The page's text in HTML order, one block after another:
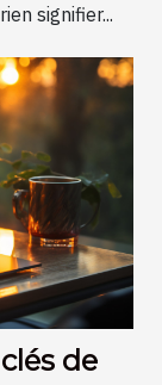
signifier...
de